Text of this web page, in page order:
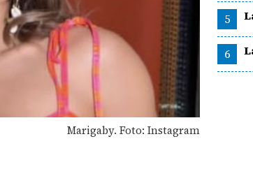
Marigaby. Foto: Instagram
5
6